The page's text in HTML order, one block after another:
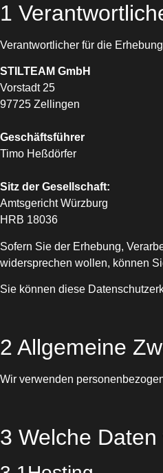
1
Verantwortlicher für die
STILTEAM GmbH
Vorstadt 25
97725 Zellingen
Geschäftsführer
Timo Heßdörfer
Sitz der Gesellschaft:
Amtsgericht Würzburg
HRB 18036
Sofern Sie der Erhebung,
widersprechen wollen, können
Sie können diese
2 Allgemeine
Wir verwenden
3 Welche